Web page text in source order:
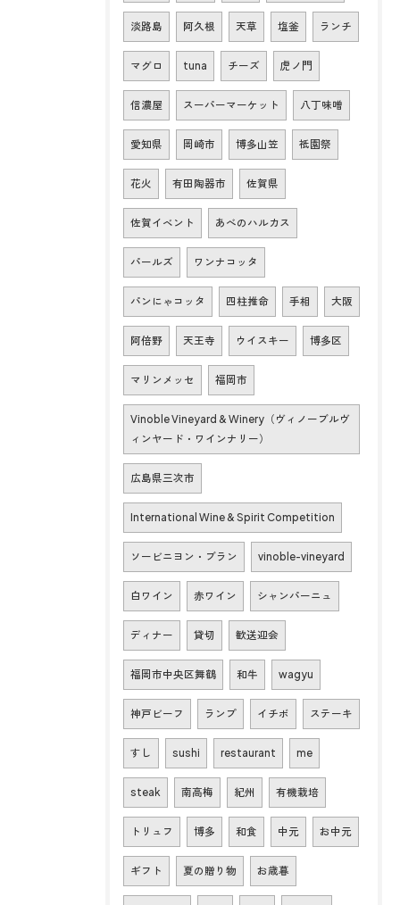
淡路島 阿久根 天草 塩釜 ランチ
マグロ tuna チーズ 虎ノ門
信濃屋 スーパーマーケット 八丁味噌
愛知県 岡崎市 博多山笠 祇園祭
花火 有田陶器市 佐賀県
佐賀イベント あべのハルカス
パールズ ワンナコッタ
パンにゃコッタ 四柱推命 手相 大阪
阿倍野 天王寺 ウイスキー 博多区
マリンメッセ 福岡市
Vinoble Vineyard & Winery（ヴィノーブルヴ
ィンヤード・ワインナリー）
広島県三次市
International Wine & Spirit Competition
ソービニヨン・ブラン vinoble-vineyard
白ワイン 赤ワイン シャンパーニュ
ディナー 貸切 歓送迎会
福岡市中央区舞鶴 和牛 wagyu
神戸ビーフ ランプ イチボ ステーキ
すし sushi restaurant me
steak 南高梅 紀州 有機栽培
トリュフ 博多 和食 中元 お中元
ギフト 夏の贈り物 お歳暮